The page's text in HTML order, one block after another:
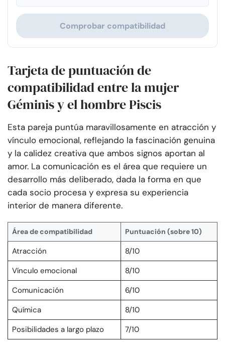
Comprobar compatibilidad
Tarjeta de puntuación de
compatibilidad entre la mujer
Géminis y el hombre Piscis
Esta pareja puntúa maravillosamente en atracción y
vínculo emocional, reflejando la fascinación genuina
y la calidez creativa que ambos signos aportan al
amor. La comunicación es el área que requiere un
desarrollo más deliberado, dada la forma en que
cada socio procesa y expresa su experiencia
interior de manera diferente.
Área de compatibilidad Puntuación (sobre 10)
Atracción
8/10
Vínculo emocional
8/10
Comunicación
6/10
Química
8/10
Posibilidades a largo plazo
7/10